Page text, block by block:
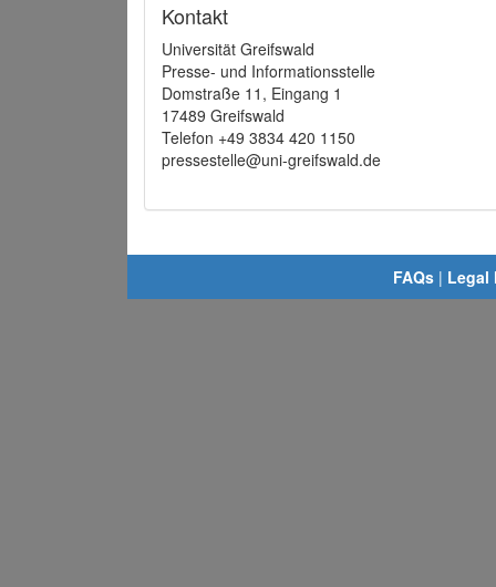
Kontakt
Universität Greifswald
Presse- und Informationsstelle
Domstraße 11, Eingang 1
17489 Greifswald
Telefon +49 3834 420 1150
pressestelle@uni-greifswald.de
FAQs | Legal